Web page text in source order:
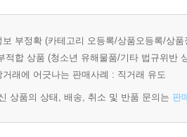
데지마 폭격 NUCLEAR POWER
유도하기 위해 다른 방책을 준비하고
보 부정확 (카테고리 오등록/상품오등록/상
적합 상품 (청소년 유해물품/기타 법규위반
거래에 어긋나는 판매사례 : 직거래 유도
상품의 상태, 배송, 취소 및 반품 문의는 판